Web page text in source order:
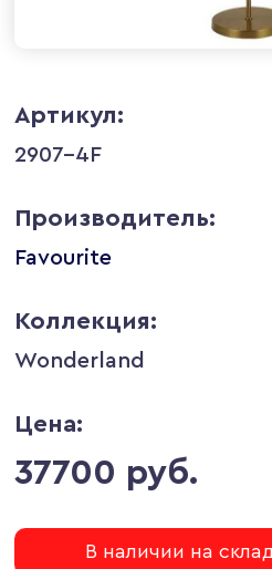
Артикул:
2907-4F
Производитель:
Favourite
Коллекция:
Wonderland
Цена:
37700 руб.
В наличии на